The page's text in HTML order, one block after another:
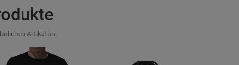
Artikel an.